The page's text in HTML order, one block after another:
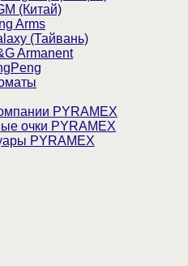
(Китай)
Arms
(Тайвань)
Armanent
PYRAMEX
очки PYRAMEX
PYRAMEX